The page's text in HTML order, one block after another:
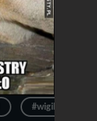
#wigilia